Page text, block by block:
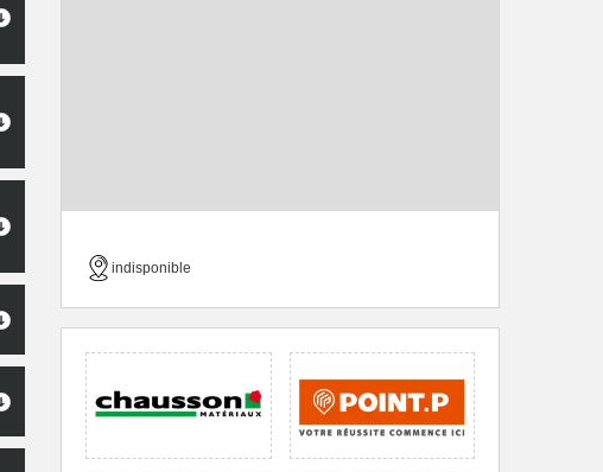
indisponible